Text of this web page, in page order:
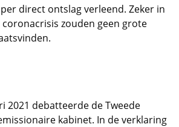
direct ontslag verleend. Zeker in
coronacrisis zouden geen grote
2021 debatteerde de Tweede
kabinet. In de verklaring